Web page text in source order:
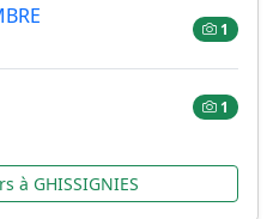
1
1
à GHISSIGNIES